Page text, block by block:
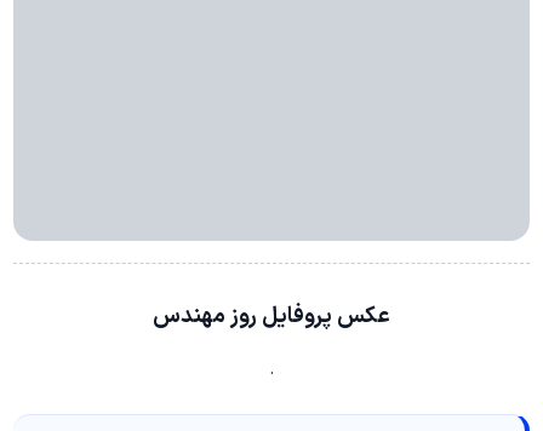
عکس پروفایل روز مهندس
.